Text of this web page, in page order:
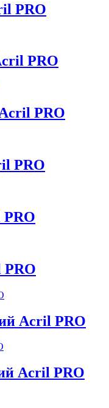
PRO
PRO
PRO
PRO
PRO
PRO
Acril PRO
Acril PRO